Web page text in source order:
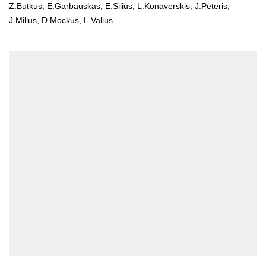
Z.Butkus, E.Garbauskas, E.Silius, L.Konaverskis, J.Pėteris,
J.Milius, D.Mockus, L.Valius.